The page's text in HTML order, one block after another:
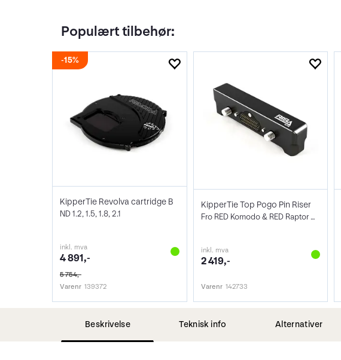
Populært tilbehør:
15%
KipperTie Revolva cartridge B
ND 1.2, 1.5, 1.8, 2.1
inkl. mva
4 891,-
5 754,-
Varenr 139372
KipperTie Top Pogo Pin Riser
Fro RED Komodo & RED Raptor Monitor
inkl. mva
2 419,-
Varenr 142733
Beskrivelse Teknisk info Alternativer